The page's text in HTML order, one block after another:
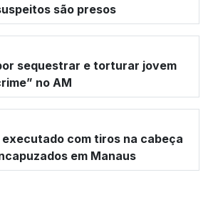
são presos
sequestrar e torturar jovem
no AM
executado com tiros na cabeça
em Manaus